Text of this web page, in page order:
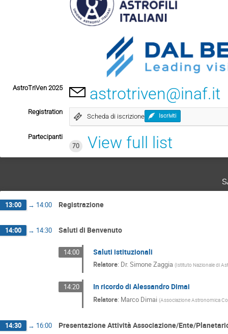
AstroTriVen 2025 astrotriven@inaf.it
Registration
Scheda di iscrizione Iscriviti
Partecipanti
70
View full list
13:00 → 14:00 Registrazione
14:00 → 14:30 Saluti di Benvenuto
14:00 Saluti istituzionali
Relatore: Dr.Simone Zaggia (Istituto Nazionale di
14:20 In ricordo di Alessandro Dimai
Relatore: Marco Dimai (Associazione Astronomica
14:30 → 16:00 Presentazione Attività Associazione/Ente/